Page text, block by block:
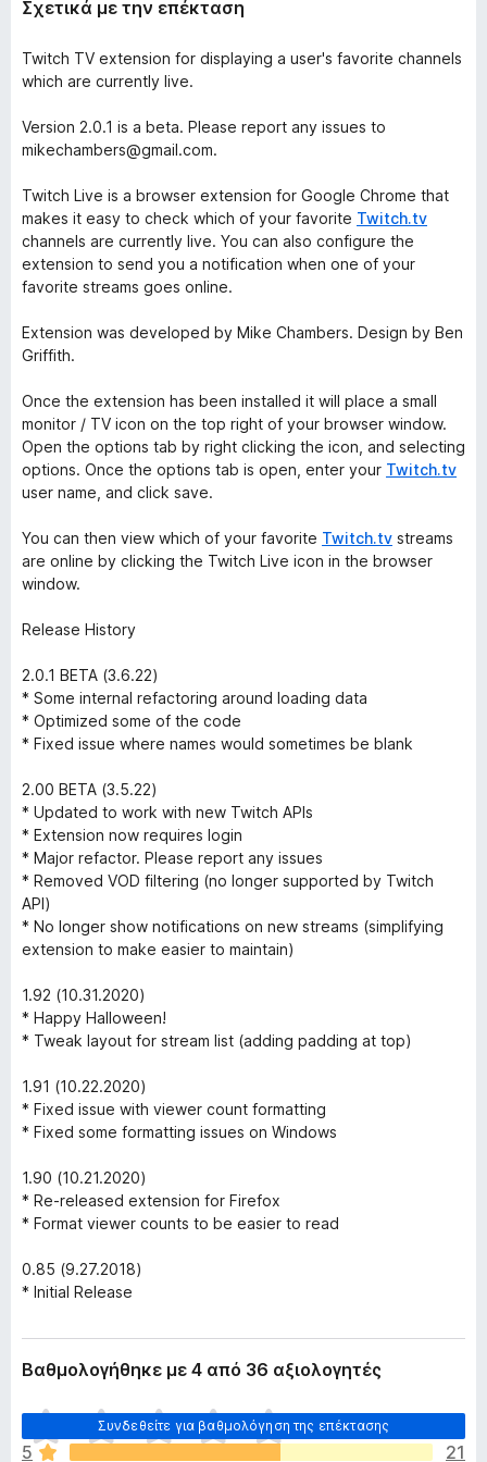
Σχετικά με την επέκταση
Twitch TV extension for displaying a user's favorite channels
which are currently live.
Version 2.0.1 is a beta. Please report any issues to
mikechambers@gmail.com.
Twitch Live is a browser extension for Google Chrome that
makes it easy to check which of your favorite Twitch.tv
channels are currently live. You can also configure the
extension to send you a notification when one of your
favorite streams goes online.
Extension was developed by Mike Chambers. Design by Ben
Griffith.
Once the extension has been installed it will place a small
monitor / TV icon on the top right of your browser window.
Open the options tab by right clicking the icon, and selecting
options. Once the options tab is open, enter your Twitch.tv
user name, and click save.
You can then view which of your favorite Twitch.tv streams
are online by clicking the Twitch Live icon in the browser
window.
Release History
2.0.1 BETA (3.6.22)
* Some internal refactoring around loading data
* Optimized some of the code
* Fixed issue where names would sometimes be blank
2.00 BETA (3.5.22)
* Updated to work with new Twitch APIs
* Extension now requires login
* Major refactor. Please report any issues
* Removed VOD filtering (no longer supported by Twitch
API)
* No longer show notifications on new streams (simplifying
extension to make easier to maintain)
1.92 (10.31.2020)
* Happy Halloween!
* Tweak layout for stream list (adding padding at top)
1.91 (10.22.2020)
* Fixed issue with viewer count formatting
* Fixed some formatting issues on Windows
1.90 (10.21.2020)
* Re-released extension for Firefox
* Format viewer counts to be easier to read
0.85 (9.27.2018)
* Initial Release
Βαθμολογήθηκε με 4 από 36 αξιολογητές
Συνδεθείτε για βαθμολόγηση της επέκτασης
Δ
ε
5 21